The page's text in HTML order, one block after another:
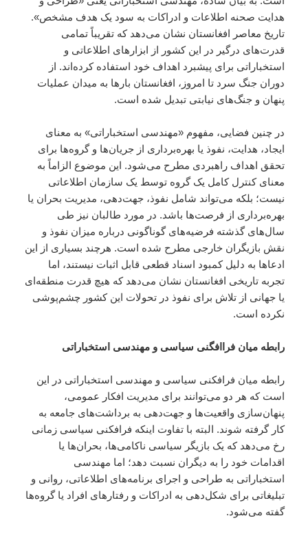
هدایت صحنه اطلاعات و ادراکات به سود یک هدف مشخص».
تاریخ معاصر افغانستان نشان می‌دهد که تقریباً تمامی
قدرت‌های درگیر در این کشور از ابزارهای اطلاعاتی و
استخباراتی برای پیشبرد اهداف خود استفاده کرده‌اند. از
دوران جنگ سرد تا امروز، افغانستان بارها به میدان عملیات
پنهان و جنگ‌های نیابتی تبدیل شده است.
در چنین فضایی، مفهوم «مهندسی استخباراتی» به معنای
ایجاد، هدایت، نفوذ یا بهره‌برداری از جریان‌ها و گروه‌ها برای
تحقق اهداف راهبردی مطرح می‌شود. این موضوع الزاماً به
معنای کنترل کامل یک گروه توسط یک سازمان اطلاعاتی
نیست؛ بلکه می‌تواند شامل نفوذ، جهت‌دهی، مدیریت بحران یا
بهره‌برداری از فرصت‌ها باشد. در مورد طالبان نیز طی
سال‌های گذشته فرضیه‌های گوناگونی درباره میزان نفوذ و
نقش بازیگران خارجی مطرح شده است. هرچند بسیاری از این
ادعاها به دلیل کمبود اسناد قطعی قابل اثبات نیستند، اما
تجربه تاریخی افغانستان نشان می‌دهد که هیچ قدرت منطقه‌ای
یا جهانی از تلاش برای نفوذ در تحولات این کشور چشم‌پوشی
نکرده است.
رابطه میان فراافگنی سیاسی و مهندسی استخباراتی
رابطه میان فرافکنی سیاسی و مهندسی استخباراتی در این
است که هر دو می‌توانند برای مدیریت افکار عمومی،
پنهان‌سازی واقعیت‌ها و جهت‌دهی به برداشت‌های جامعه به
کار گرفته شوند. البته با تفاوت اینکه فرافکنی سیاسی زمانی
رخ می‌دهد که یک بازیگر سیاسی ناکامی‌ها، بحران‌ها یا
اقدامات خود را به دیگران نسبت دهد؛ اما مهندسی
استخباراتی به طراحی و اجرای برنامه‌های اطلاعاتی، روانی و
تبلیغاتی برای شکل‌دهی به ادراکات و رفتارهای افراد یا گروه‌ها
گفته می‌شود.